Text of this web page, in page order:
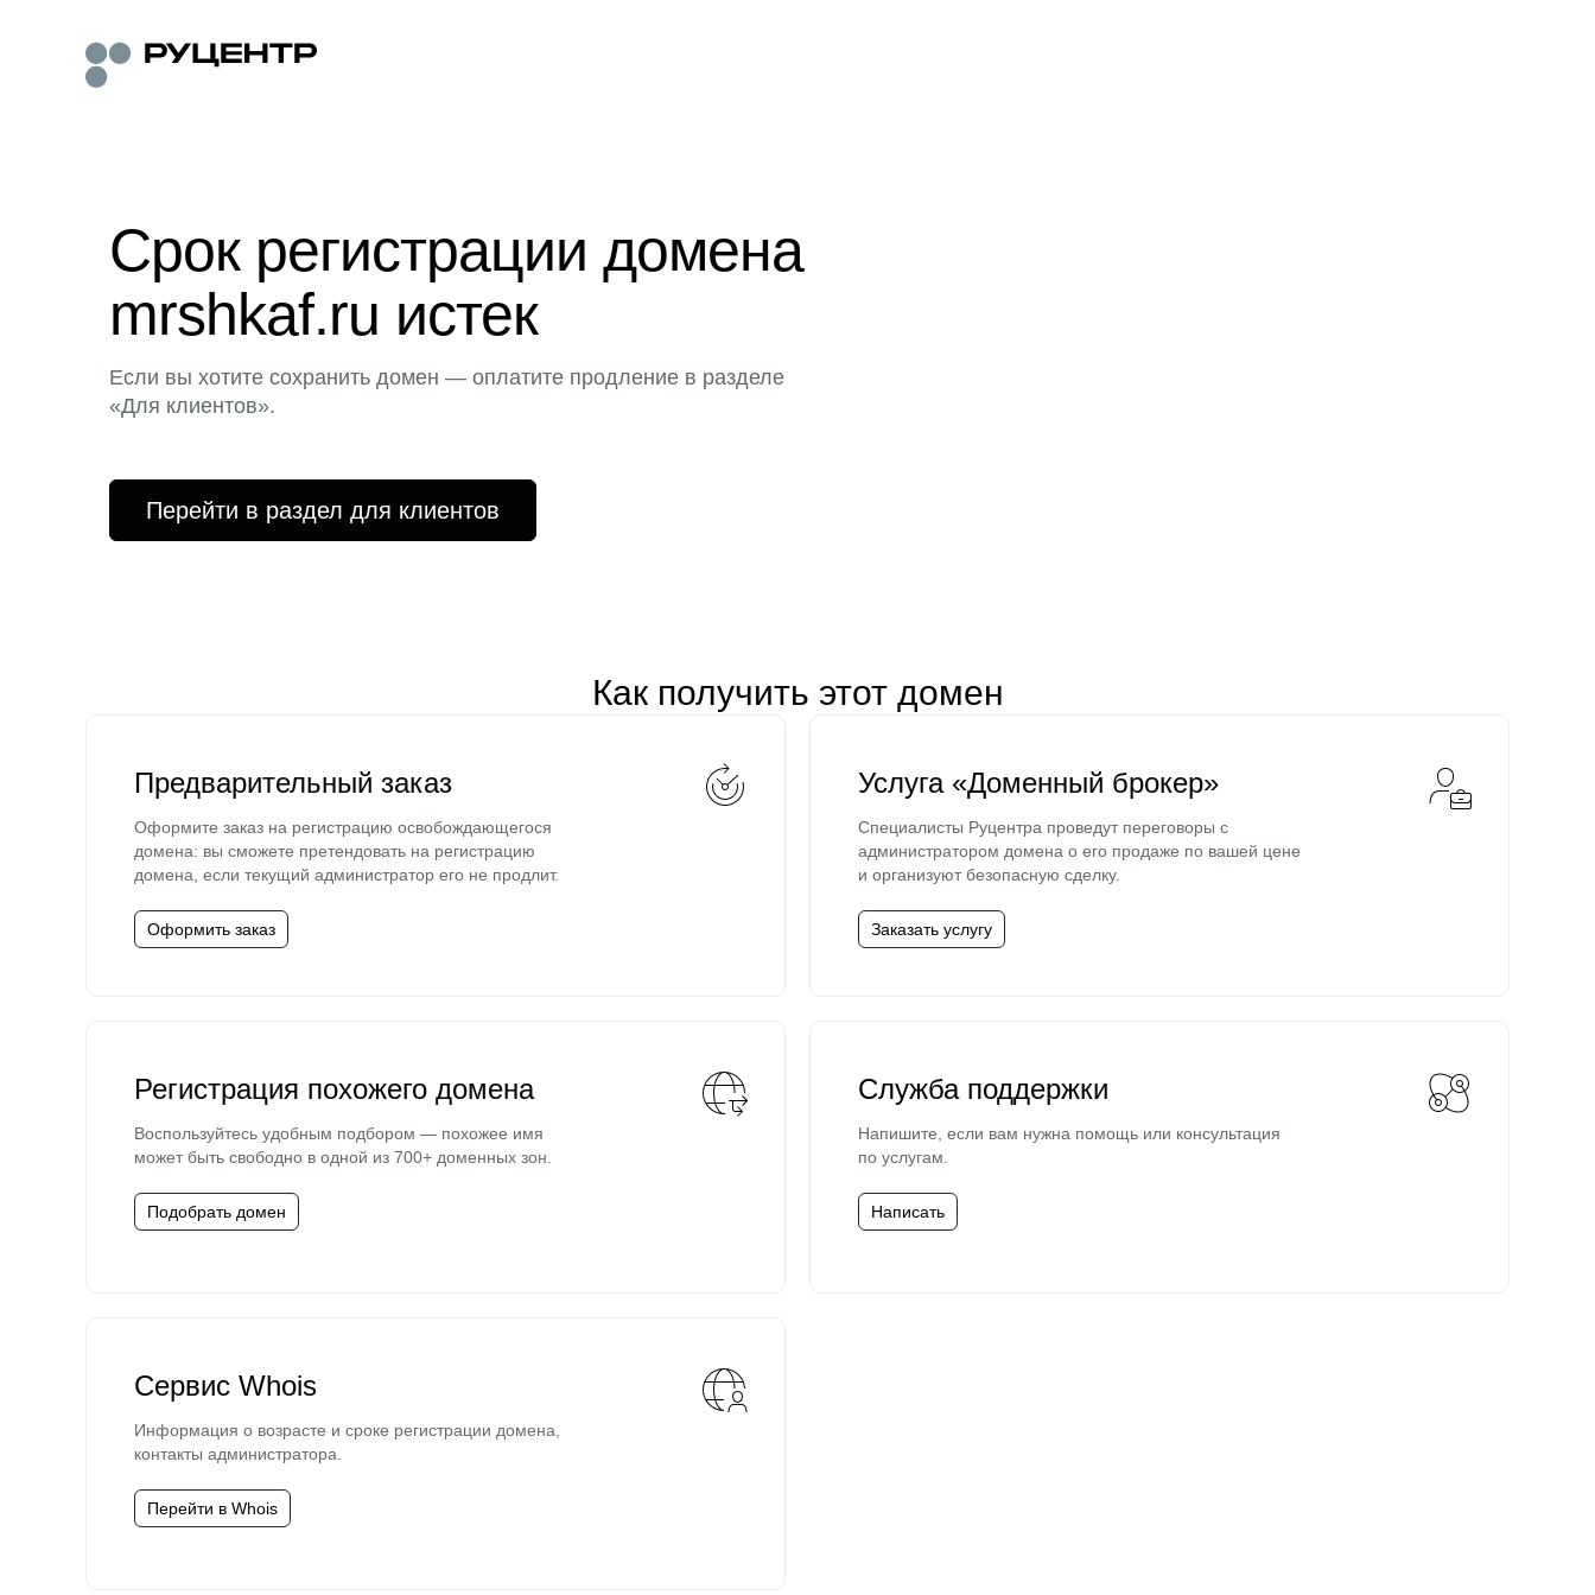
Срок регистрации домена
mrshkaf.ru истек
Если вы хотите сохранить домен — оплатите продление в разделе
«Для клиентов».
Перейти в раздел для клиентов
Как получить этот домен
Предварительный заказ
Оформите заказ на регистрацию освобождающегося
домена: вы сможете претендовать на регистрацию
домена, если текущий администратор его не продлит.
Оформить заказ
Услуга «Доменный брокер»
Специалисты Руцентра проведут переговоры с
администратором домена о его продаже по вашей цене
и организуют безопасную сделку.
Заказать услугу
Регистрация похожего домена
Воспользуйтесь удобным подбором — похожее имя
может быть свободно в одной из 700+ доменных зон.
Подобрать домен
Служба поддержки
Напишите, если вам нужна помощь или консультация
по услугам.
Написать
Сервис Whois
Информация о возрасте и сроке регистрации домена,
контакты администратора.
Перейти в Whois